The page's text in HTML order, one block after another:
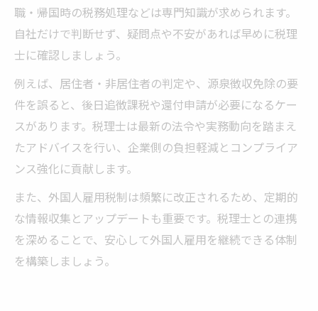
職・帰国時の税務処理などは専門知識が求められます。
自社だけで判断せず、疑問点や不安があれば早めに税理
士に確認しましょう。
例えば、居住者・非居住者の判定や、源泉徴収免除の要
件を誤ると、後日追徴課税や還付申請が必要になるケー
スがあります。税理士は最新の法令や実務動向を踏まえ
たアドバイスを行い、企業側の負担軽減とコンプライア
ンス強化に貢献します。
また、外国人雇用税制は頻繁に改正されるため、定期的
な情報収集とアップデートも重要です。税理士との連携
を深めることで、安心して外国人雇用を継続できる体制
を構築しましょう。